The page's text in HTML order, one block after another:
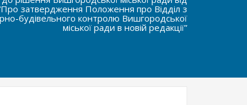
затвердження Положення про Відділ з
будівельного контролю Вишгородської
міської ради в новій редакції”